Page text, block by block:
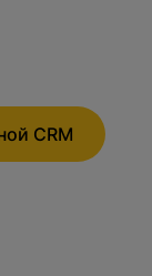
CRM